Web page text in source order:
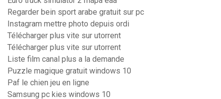
Regarder bein sport arabe gratuit sur pc
Instagram mettre photo depuis ordi
Télécharger plus vite sur utorrent
Télécharger plus vite sur utorrent
Liste film canal plus a la demande
Puzzle magique gratuit windows 10
Paf le chien jeu en ligne
Samsung pc kies windows 10